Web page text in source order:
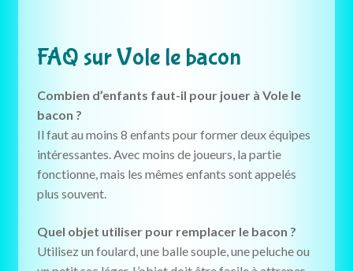
FAQ sur Vole le bacon
Combien d’enfants faut-il pour jouer à Vole le
bacon ?
Il faut au moins 8 enfants pour former deux équipes
intéressantes. Avec moins de joueurs, la partie
fonctionne, mais les mêmes enfants sont appelés
plus souvent.
Quel objet utiliser pour remplacer le bacon ?
Utilisez un foulard, une balle souple, une peluche ou